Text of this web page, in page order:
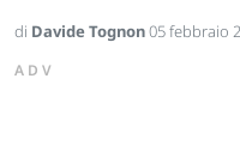
di Davide Tognon05 febbraio
ADV